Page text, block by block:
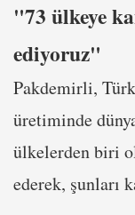
"73 ülkeye
ediyoruz"
Pakdemirli,
üretiminde
ülkelerden biri
ederek, şunları